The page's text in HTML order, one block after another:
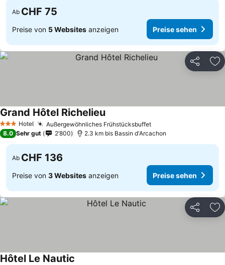
Ab CHF 75
Preise von 5 Websites anzeigen Preise sehen
Teilen
3 SterneHotel Außergewöhnliches FrühstücksbuffetPreise sehen
Grand Hôtel RichelieuPreise sehen
8.0 Sehr gut 2’800 2.3 km bis Bassin d'Arcachon
Ab CHF 136
Preise von 3 Websites anzeigen Preise sehen
Teilen
Hôtel Le Nautic